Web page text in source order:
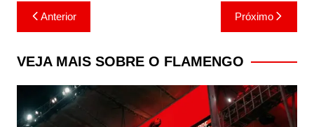
Navegação
de
Post
Anterior Próximo
VEJA MAIS SOBRE O FLAMENGO